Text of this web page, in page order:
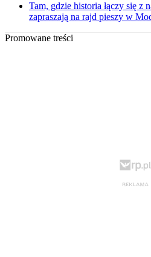
Tam, gdzie historia łączy się z
zapraszają na rajd pieszy w
Promowane treści